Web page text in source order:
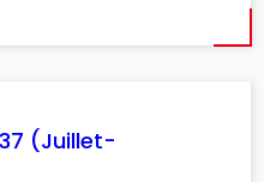
(Juillet-